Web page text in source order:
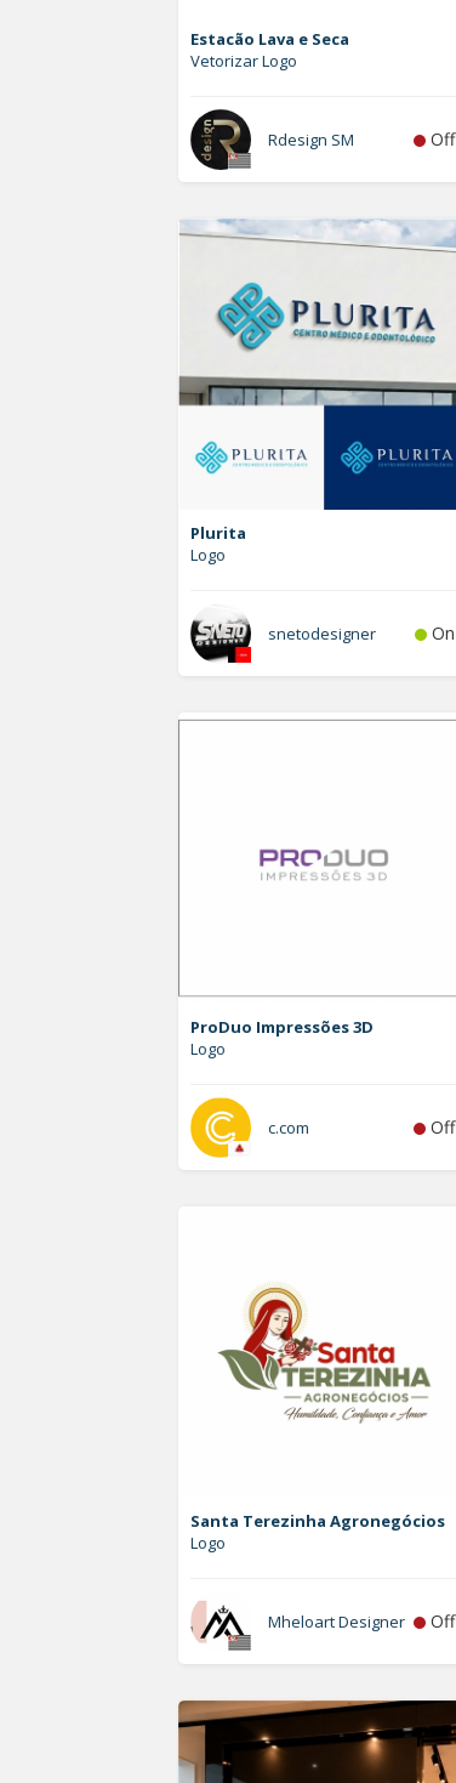
Estacão Lava e Seca
Vetorizar Logo
Rdesign SM Off
Plurita
Logo
snetodesigner On
ProDuo Impressões 3D
Logo
c.com Off
Santa Terezinha Agronegócios
Logo
Mheloart Designer Off